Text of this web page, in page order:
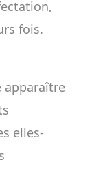
fois.
apparaître
elles-